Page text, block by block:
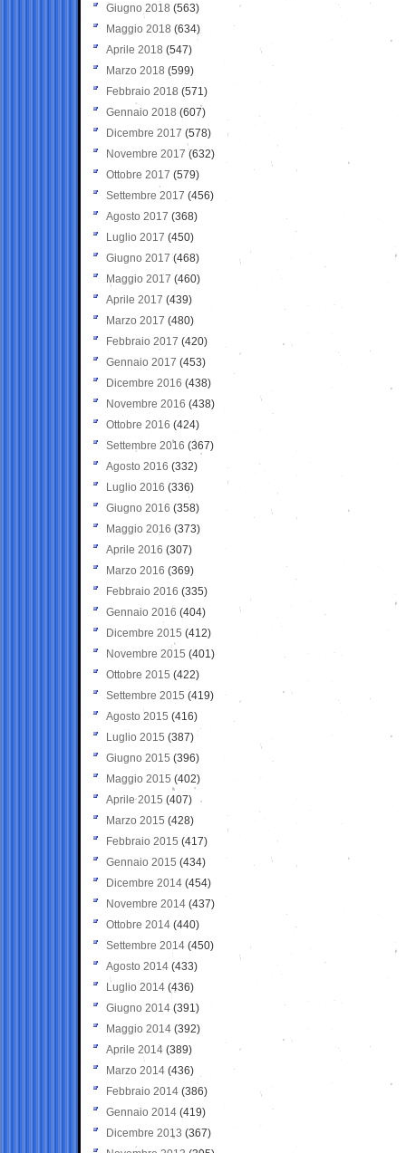
Giugno 2018 (563)
Maggio 2018 (634)
Aprile 2018 (547)
Marzo 2018 (599)
Febbraio 2018 (571)
Gennaio 2018 (607)
Dicembre 2017 (578)
Novembre 2017 (632)
Ottobre 2017 (579)
Settembre 2017 (456)
Agosto 2017 (368)
Luglio 2017 (450)
Giugno 2017 (468)
Maggio 2017 (460)
Aprile 2017 (439)
Marzo 2017 (480)
Febbraio 2017 (420)
Gennaio 2017 (453)
Dicembre 2016 (438)
Novembre 2016 (438)
Ottobre 2016 (424)
Settembre 2016 (367)
Agosto 2016 (332)
Luglio 2016 (336)
Giugno 2016 (358)
Maggio 2016 (373)
Aprile 2016 (307)
Marzo 2016 (369)
Febbraio 2016 (335)
Gennaio 2016 (404)
Dicembre 2015 (412)
Novembre 2015 (401)
Ottobre 2015 (422)
Settembre 2015 (419)
Agosto 2015 (416)
Luglio 2015 (387)
Giugno 2015 (396)
Maggio 2015 (402)
Aprile 2015 (407)
Marzo 2015 (428)
Febbraio 2015 (417)
Gennaio 2015 (434)
Dicembre 2014 (454)
Novembre 2014 (437)
Ottobre 2014 (440)
Settembre 2014 (450)
Agosto 2014 (433)
Luglio 2014 (436)
Giugno 2014 (391)
Maggio 2014 (392)
Aprile 2014 (389)
Marzo 2014 (436)
Febbraio 2014 (386)
Gennaio 2014 (419)
Dicembre 2013 (367)